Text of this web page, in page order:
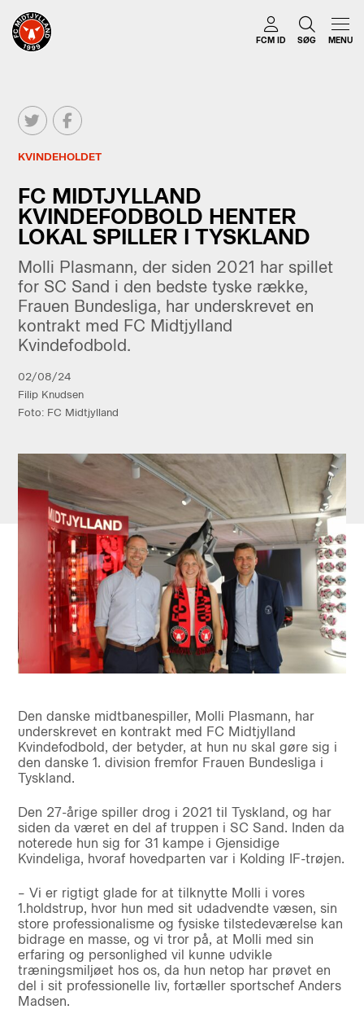
FCM ID SØG MENU
KVINDEHOLDET
FC MIDTJYLLAND
KVINDEFODBOLD HENTER
LOKAL SPILLER I TYSKLAND
Molli Plasmann, der siden 2021 har spillet
for SC Sand i den bedste tyske række,
Frauen Bundesliga, har underskrevet en
kontrakt med FC Midtjylland
Kvindefodbold.
02/08/24
Filip Knudsen
Foto: FC Midtjylland
Den danske midtbanespiller, Molli Plasmann, har
underskrevet en kontrakt med FC Midtjylland
Kvindefodbold, der betyder, at hun nu skal gøre sig i
den danske 1. division fremfor Frauen Bundesliga i
Tyskland.
Den 27-årige spiller drog i 2021 til Tyskland, og har
siden da været en del af truppen i SC Sand. Inden da
noterede hun sig for 31 kampe i Gjensidige
Kvindeliga, hvoraf hovedparten var i Kolding IF-trøjen.
– Vi er rigtigt glade for at tilknytte Molli i vores
1.holdstrup, hvor hun med sit udadvendte væsen, sin
store professionalisme og fysiske tilstedeværelse kan
bidrage en masse, og vi tror på, at Molli med sin
erfaring og personlighed vil kunne udvikle
træningsmiljøet hos os, da hun netop har prøvet en
del i sit professionelle liv, fortæller sportschef Anders
Madsen.